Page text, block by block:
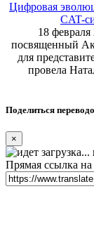
Цифровая
CAT-
18
посвященный
для
провела
Поделиться
×
Прямая ссылка на